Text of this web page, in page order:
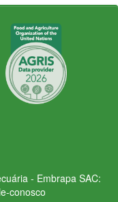
- Embrapa SAC:
conosco